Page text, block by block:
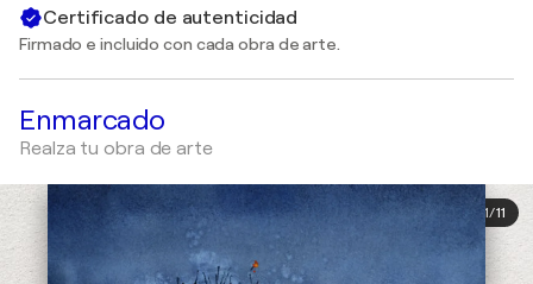
Certificado de autenticidad
Firmado e incluido con cada obra de arte.
Enmarcado
Realza tu obra de arte
1/11